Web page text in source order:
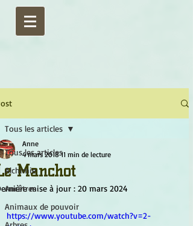
Tous les articles
Alchimie
Ancêtres
Animaux de pouvoir
Tous les articles
Manchot
Anne
4 mars 2018 11 min de lecture
mise à jour : 20 mars 2024
https://www.youtube.com/watch?v=2-